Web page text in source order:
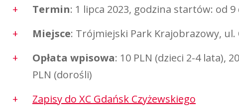
Termin: 1 lipca 2023, godzina startów: od 9
Miejsce: Trójmiejski Park Krajobrazowy, ul.
Opłata wpisowa: 10 PLN (dzieci 2-4 lata),
PLN (dorośli)
Zapisy do XC Gdańsk Czyżewskiego